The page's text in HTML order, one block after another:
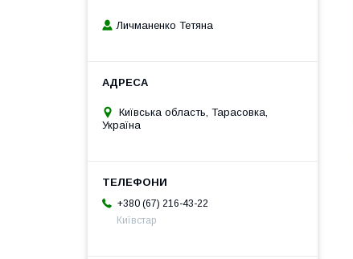
Личманенко Тетяна
Київська область, Тарасовка,
Україна
+380 (67) 216-43-22
Київстар